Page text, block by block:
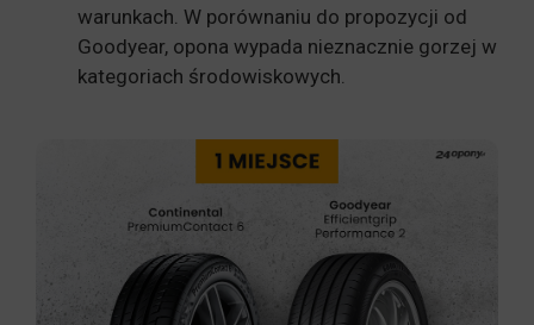
warunkach. W porównaniu do propozycji od
Goodyear, opona wypada nieznacznie gorzej w
kategoriach środowiskowych.